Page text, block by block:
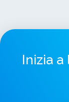
Inizia